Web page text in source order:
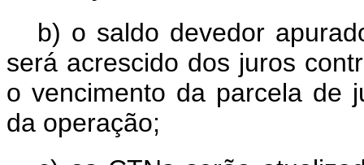
b) o saldo devedor
será acrescido dos juros
o vencimento da parcela de
da operação;